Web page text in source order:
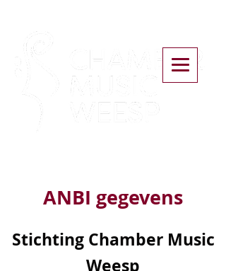
ANBI gegevens
Stichting Chamber Music
Weesp